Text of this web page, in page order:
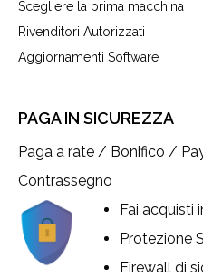
Scegliere la prima macchina
Rivenditori Autorizzati
Aggiornamenti Software
PAGA IN SICUREZZA
Paga a rate / Bonifico /
Contrassegno
Fai acquisti
Protezione
Firewall di